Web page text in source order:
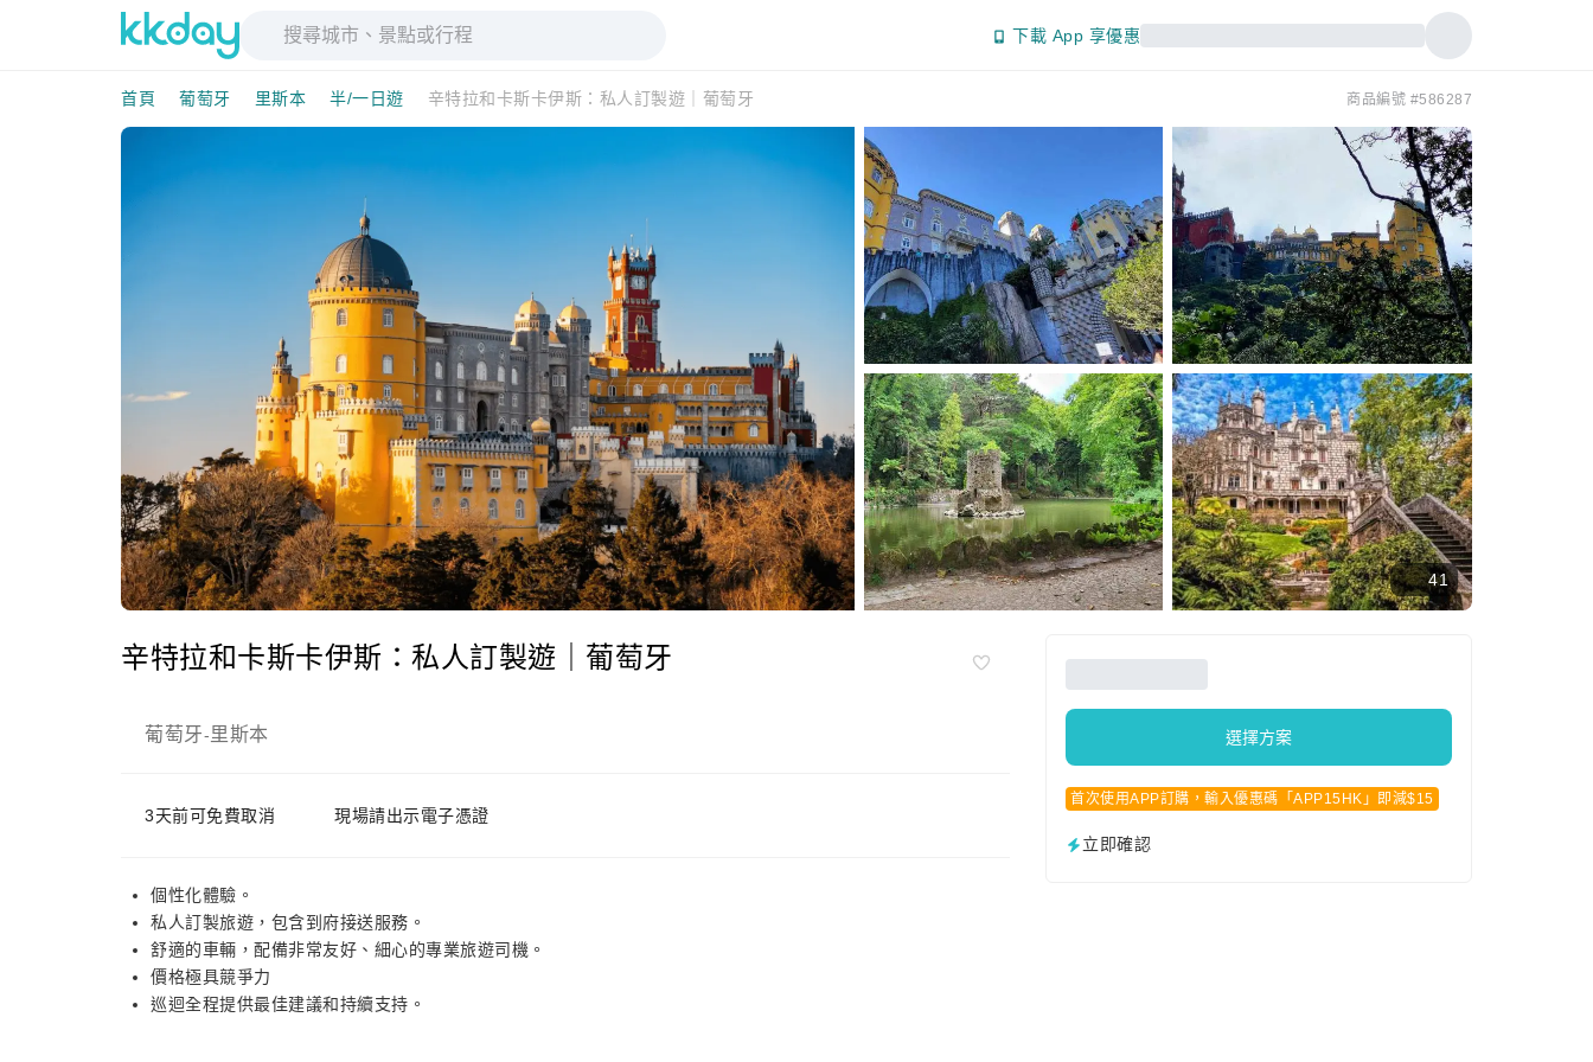
下載 App 享優惠
首頁 葡萄牙 里斯本 半/一日遊 辛特拉和卡斯卡伊斯：私人訂製遊｜葡萄牙 商品編號 #586287
41
辛特拉和卡斯卡伊斯：私人訂製遊｜葡萄牙
葡萄牙-里斯本
3天前可免費取消 現場請出示電子憑證
個性化體驗。
私人訂製旅遊，包含到府接送服務。
舒適的車輛，配備非常友好、細心的專業旅遊司機。
價格極具競爭力
巡迴全程提供最佳建議和持續支持。
選擇方案
首次使用APP訂購，輸入優惠碼「APP15HK」即減$15
立即確認